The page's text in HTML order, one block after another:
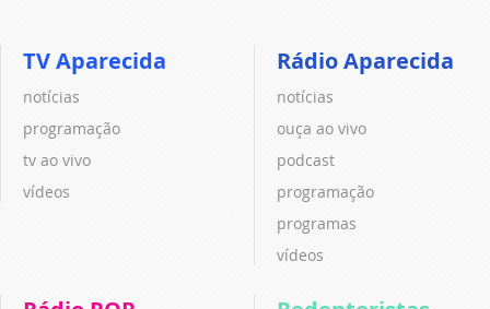
TV Aparecida
notícias
programação
tv ao vivo
vídeos
Rádio Aparecida
notícias
ouça ao vivo
podcast
programação
programas
vídeos